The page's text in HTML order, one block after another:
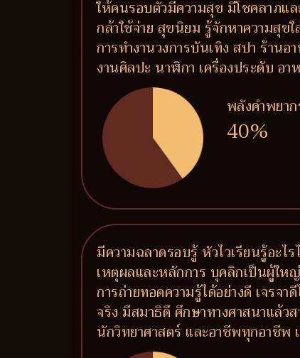
ให้คนรอบตัวมีความสุข มีโชคลาภแล
กล้าใช้จ่าย สุขนิยม รู้จักหาความสุข
การทำงานวงการบันเทิง สปา ร้าน
งานศิลปะ นาฬิกา เครื่องประดับ อ
พลังคำพยา
40%
มีความฉลาดรอบรู้ หัวไวเรียนรู้อะ
เหตุผลและหลักการ บุคลิกเป็นผู้ให
การถ่ายทอดความรู้ได้อย่างดี เจร
จริง มีสมาธิดี ศึกษาทางศาสนาแล้ว
นักวิทยาศาสตร์ และอาชีพทุกอาชีพ